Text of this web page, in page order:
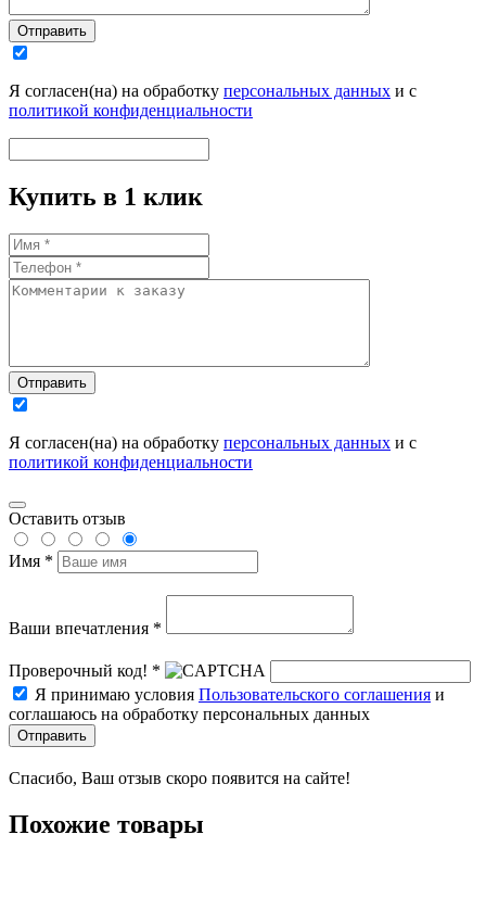
Отправить
Я согласен(на) на обработку персональных данных и с
политикой конфиденциальности
Купить в 1 клик
Отправить
Я согласен(на) на обработку персональных данных и с
политикой конфиденциальности
Оставить отзыв
Имя *
Ваши впечатления *
Проверочный код! *
Я принимаю условия Пользовательского соглашения и
соглашаюсь на обработку персональных данных
Отправить
Спасибо, Ваш отзыв скоро появится на сайте!
Похожие товары